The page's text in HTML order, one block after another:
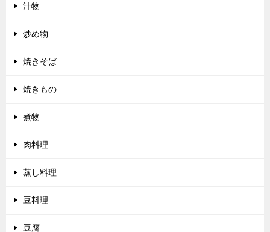
汁物
炒め物
焼きそば
焼きもの
煮物
肉料理
蒸し料理
豆料理
豆腐